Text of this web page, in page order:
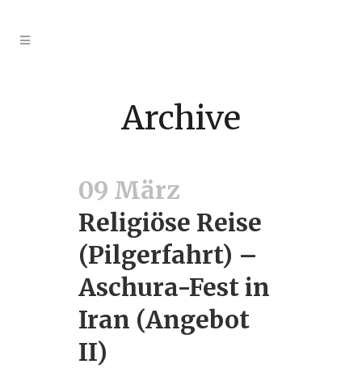
Archive
09 März
Religiöse Reise
(Pilgerfahrt) –
Aschura-Fest in
Iran (Angebot
II)